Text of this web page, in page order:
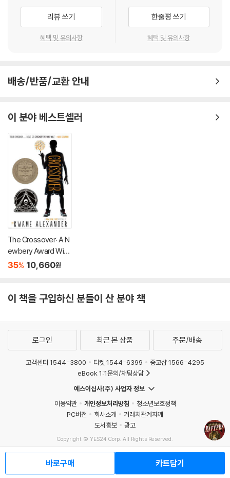
리뷰 쓰기
혜택 및 유의사항
한줄평 쓰기
혜택 및 유의사항
배송/반품/교환 안내
이 분야 베스트셀러
The Crossover: A N
ewbery Award Winn
er
35% 10,660원
이 책을 구입하신 분들이 산 분야 책
바로구매 카트담기
로그인 최근 본 상품 주문/배송
고객센터 1544-3800 티켓 1544-6399
중고샵 1566-4295
eBook 1:1문의/채팅상담
예스이십사(주) 사업자 정보
이용약관
개인정보처리방침
청소년보호정책
PC버전
회사소개
거래처관계자께
도서홍보
광고
Copyright © YES24 Corp. All Rights Reserved.